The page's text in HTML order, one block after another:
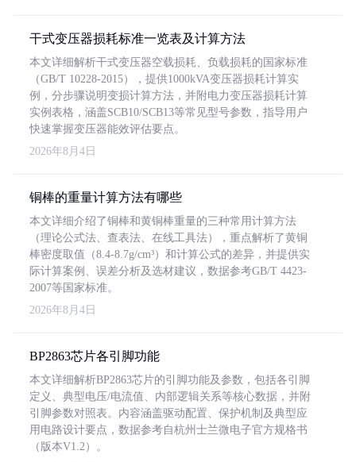
干式变压器损耗标准一览表及计算方法
本文详细解析干式变压器空载损耗、负载损耗的国家标准
（GB/T 10228-2015），提供1000kVA变压器损耗计算实
例，分步骤说明变损计算方法，并附电力变压器损耗计算
实例表格，涵盖SCB10/SCB13等常见型号参数，指导用户
快速掌握变压器能效评估要点。
2026年8月4日
铜棒的重量计算方法有哪些
本文详细介绍了铜棒和黄铜棒重量的三种常用计算方法
（理论公式法、查表法、在线工具法），重点解析了黄铜
棒密度取值（8.4-8.7g/cm³）和计算公式的差异，并提供实
际计算案例、误差分析及选材建议，数据参考GB/T 4423-
2007等国家标准。
2026年8月4日
BP2863芯片各引脚功能
本文详细解析BP2863芯片的引脚功能及参数，包括各引脚
定义、典型电压/电流值、内部逻辑关系等核心数据，并附
引脚参数对照表。内容涵盖驱动配置、保护机制及典型应
用电路设计要点，数据参考自杭州士兰微电子官方规格书
（版本V1.2）。